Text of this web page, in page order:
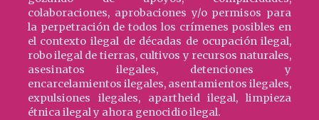
colaboraciones, aprobaciones y/o permisos para
la perpetración de todos los crímenes posibles en
el contexto ilegal de décadas de ocupación ilegal,
robo ilegal de tierras, cultivos y recursos naturales,
asesinatos ilegales, detenciones y
encarcelamientos ilegales, asentamientos ilegales,
expulsiones ilegales, apartheid ilegal, limpieza
étnica ilegal y ahora genocidio ilegal.